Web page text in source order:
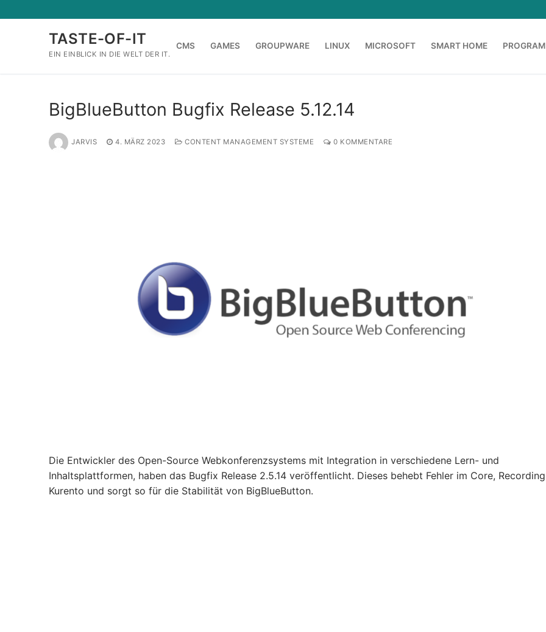
Inhalt
TASTE-OF-IT
EIN EINBLICK IN DIE WELT DER IT.
CMS GAMES GROUPWARE LINUX MICROSOFT SMART HOME
BigBlueButton Bugfix Release 5.12.14
JARVIS 4. MÄRZ 2023 CONTENT MANAGEMENT SYSTEME 0 KOMMENTARE
Die Entwickler des Open-Source Webkonferenzsystems mit Integration in verschiedene Lern- und
Inhaltsplattformen, haben das Bugfix Release 2.5.14 veröffentlicht. Dieses behebt Fehler im Core,
Kurento und sorgt so für die Stabilität von BigBlueButton.